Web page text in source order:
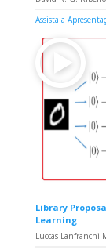
Assista a
Library
Learning
Luccas Lanfranchi